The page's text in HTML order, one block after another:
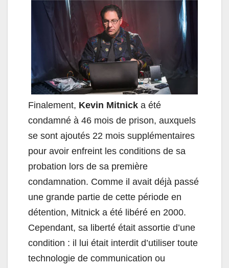
Finalement, Kevin Mitnick a été
condamné à 46 mois de prison, auxquels
se sont ajoutés 22 mois supplémentaires
pour avoir enfreint les conditions de sa
probation lors de sa première
condamnation. Comme il avait déjà passé
une grande partie de cette période en
détention, Mitnick a été libéré en 2000.
Cependant, sa liberté était assortie d’une
condition : il lui était interdit d’utiliser toute
technologie de communication ou